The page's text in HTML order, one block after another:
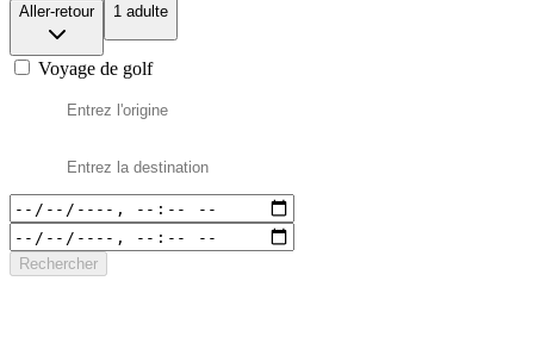
Aller-retour 1 adulte
Voyage de golf
Rechercher